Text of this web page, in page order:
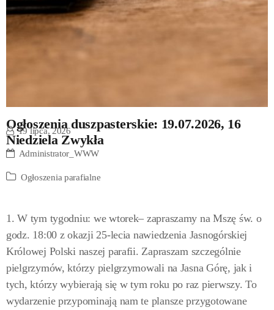
Ogłoszenia duszpasterskie: 19.07.2026, 16
Niedziela Zwykła
19 lipca, 2026
Administrator_WWW
Ogłoszenia parafialne
1. W tym tygodniu: we wtorek– zapraszamy na Mszę św. o
godz. 18:00 z okazji 25-lecia nawiedzenia Jasnogórskiej
Królowej Polski naszej parafii. Zapraszam szczególnie
pielgrzymów, którzy pielgrzymowali na Jasna Górę, jak i
tych, którzy wybierają się w tym roku po raz pierwszy. To
wydarzenie przypominają nam te plansze przygotowane